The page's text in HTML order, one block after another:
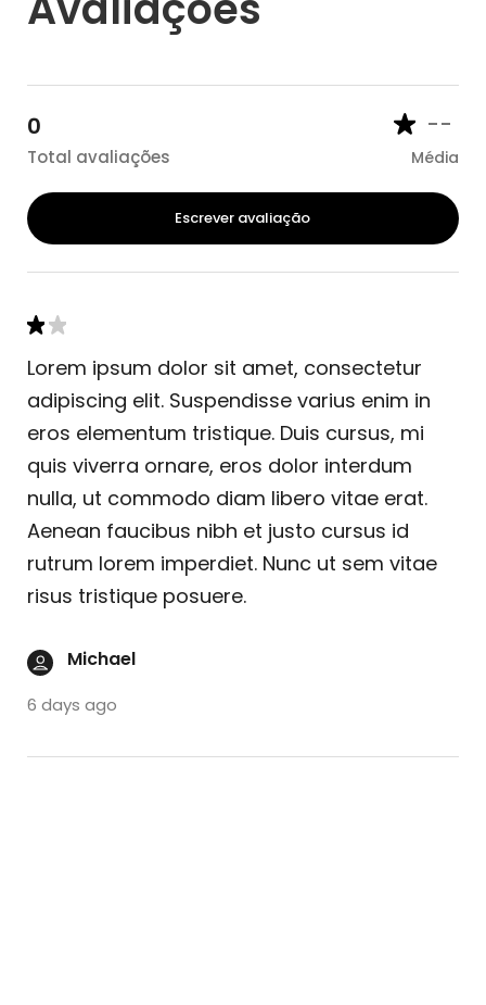
0
Total avaliações
--
Média
Escrever avaliação
Lorem ipsum dolor sit amet, consectetur
adipiscing elit. Suspendisse varius enim in
eros elementum tristique. Duis cursus, mi
quis viverra ornare, eros dolor interdum
nulla, ut commodo diam libero vitae erat.
Aenean faucibus nibh et justo cursus id
rutrum lorem imperdiet. Nunc ut sem vitae
risus tristique posuere.
Michael
6 days ago